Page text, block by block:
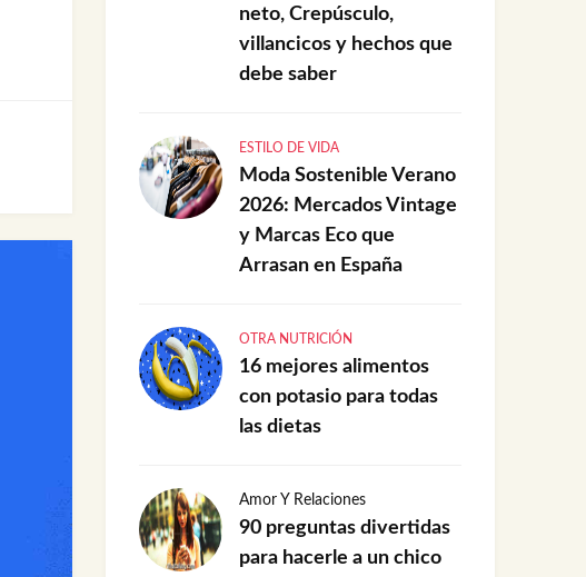
neto, Crepúsculo,
villancicos y hechos que
debe saber
ESTILO DE VIDA
Moda Sostenible Verano
2026: Mercados Vintage
y Marcas Eco que
Arrasan en España
OTRA NUTRICIÓN
16 mejores alimentos
con potasio para todas
las dietas
Amor Y Relaciones
90 preguntas divertidas
para hacerle a un chico